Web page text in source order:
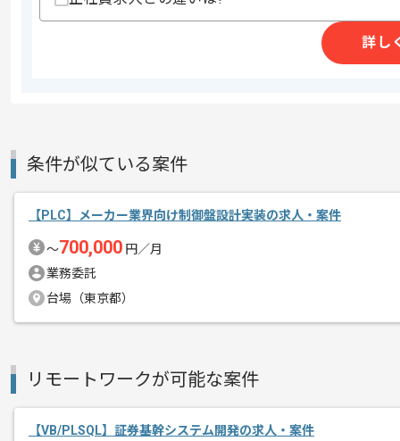
2026/06/01
今回は損保向け既存システム脱IE対応
詳し
条件が似ている案件
【PLC】メーカー業界向け制御盤設計実装の求人・案件
〜700,000 円／月
業務委託
台場（東京都）
リモートワークが可能な案件
【VB/PLSQL】証券基幹システム開発の求人・案件